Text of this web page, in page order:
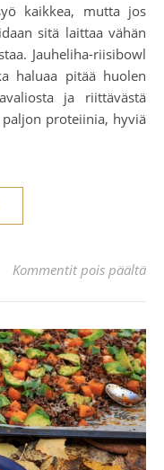
kaikkea, mutta jos
sitä laittaa vähän
Jauheliha-riisibowl
haluaa pitää huolen
ja riittävästä
paljon proteiinia, hyviä
Kommentit pois päältä